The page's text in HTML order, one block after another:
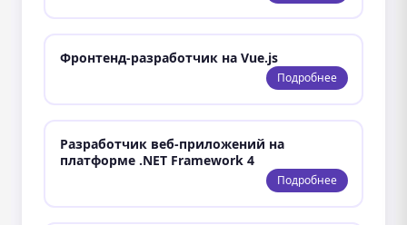
Фронтенд-разработчик на Vue.js
Подробнее
Разработчик веб-приложений на
платформе .NET Framework 4
Подробнее